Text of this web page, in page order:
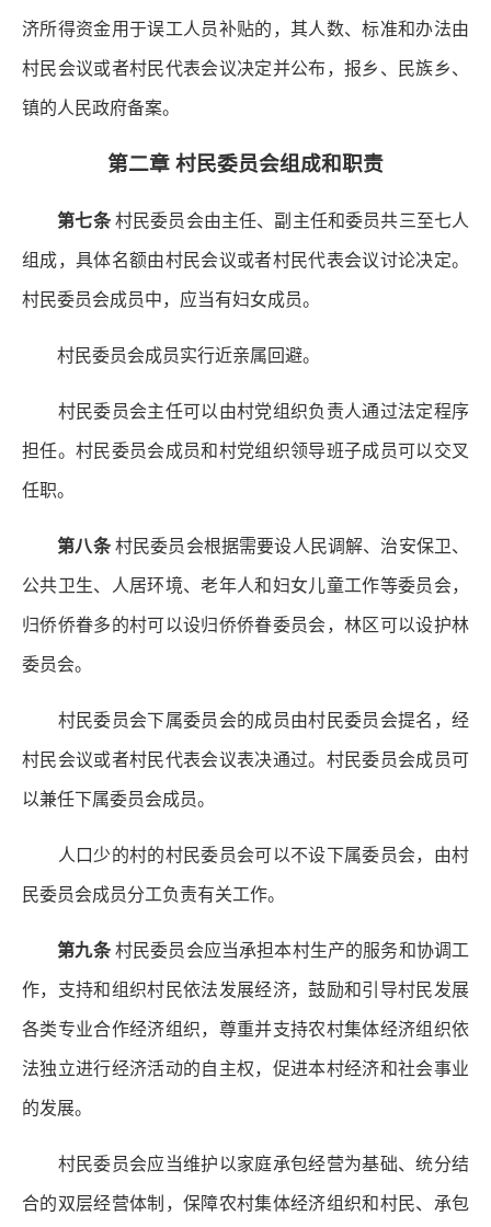
济所得资金用于误工人员补贴的，其人数、标准和办法由
村民会议或者村民代表会议决定并公布，报乡、民族乡、
镇的人民政府备案。
第二章 村民委员会组成和职责
第七条村民委员会由主任、副主任和委员共三至七人
组成，具体名额由村民会议或者村民代表会议讨论决定。
村民委员会成员中，应当有妇女成员。
村民委员会成员实行近亲属回避。
村民委员会主任可以由村党组织负责人通过法定程序
担任。村民委员会成员和村党组织领导班子成员可以交叉
任职。
第八条村民委员会根据需要设人民调解、治安保卫、
公共卫生、人居环境、老年人和妇女儿童工作等委员会，
归侨侨眷多的村可以设归侨侨眷委员会，林区可以设护林
委员会。
村民委员会下属委员会的成员由村民委员会提名，经
村民会议或者村民代表会议表决通过。村民委员会成员可
以兼任下属委员会成员。
人口少的村的村民委员会可以不设下属委员会，由村
民委员会成员分工负责有关工作。
第九条村民委员会应当承担本村生产的服务和协调工
作，支持和组织村民依法发展经济，鼓励和引导村民发展
各类专业合作经济组织，尊重并支持农村集体经济组织依
法独立进行经济活动的自主权，促进本村经济和社会事业
的发展。
村民委员会应当维护以家庭承包经营为基础、统分结
合的双层经营体制，保障农村集体经济组织和村民、承包